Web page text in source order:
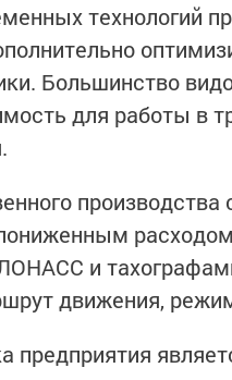
технологий
Большинство
для работы в
и
движения,
предприятия